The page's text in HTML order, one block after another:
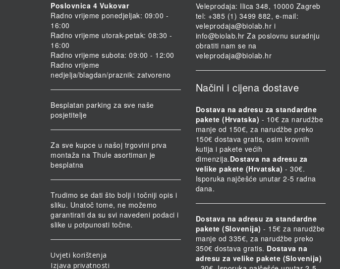
Poslovnica 4 Vukovar
Radno vrijeme ponedjeljak: 09:00 -
16:00
Radno vrijeme utorak-petak: 08:30 -
16:00
Radno vrijeme subota: 09:00 - 12:00
Radno vrijeme
nedjelja/blagdan/praznik: zatvoreno
Besplatan parking za sve naše
posjetitelje
Za sve kupce u našoj trgovini prva
montaža na Thule asortiman je
besplatna
Trudimo se dati što bolji i točniji opis i
sliku. Unatoč tome, ne možemo
garantirati da su svi navedeni podaci i
slike u potpunosti točne.
Uvjeti korištenja
Izjava privatnosti
Veleprodaja: Ilica 348, 10000 Zagreb
tel: +385 (1) 3499 882, e-mail:
veleprodaja@biolab.hr i
info@biolab.hr Za poslovnu suradnju
obratiti nam se na
veleprodaja@biolab.hr
Načini i cijena dostave
Dostava na adresu za standardne
pakete (Hrvatska) - 10€ za narudžbe
manje od 150€, za narudžbe preko
150€ dostava gratis, osim krovnih
kutija i pakete većih
dimenzija.Dostava na adresu za
velike pakete (Hrvatska) - 30€.
Isporuka najčešće unutar 2-5 radna
dana.
Dostava na adresu za standardne
pakete (Slovenija) - 15€ za narudžbe
manje od 335€, za narudžbe preko
350€ dostava gratis. Dostava na
adresu za velike pakete (Slovenija)